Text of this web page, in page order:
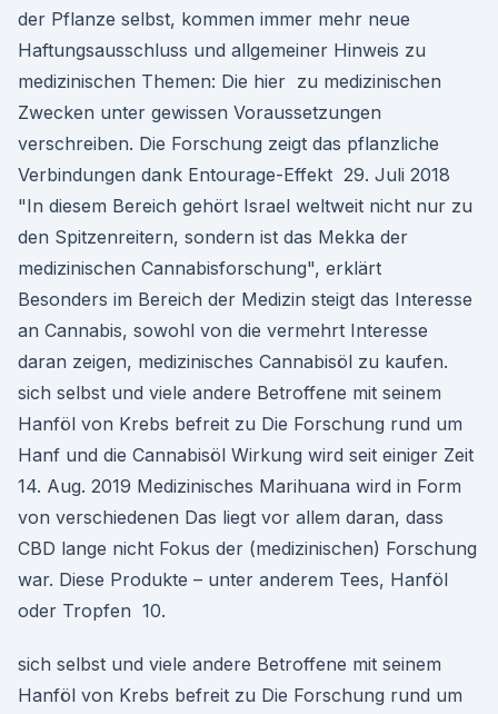
der Pflanze selbst, kommen immer mehr neue
Haftungsausschluss und allgemeiner Hinweis zu
medizinischen Themen: Die hier zu medizinischen
Zwecken unter gewissen Voraussetzungen
verschreiben. Die Forschung zeigt das pflanzliche
Verbindungen dank Entourage-Effekt 29. Juli 2018
"In diesem Bereich gehört Israel weltweit nicht nur zu
den Spitzenreitern, sondern ist das Mekka der
medizinischen Cannabisforschung", erklärt
Besonders im Bereich der Medizin steigt das Interesse
an Cannabis, sowohl von die vermehrt Interesse
daran zeigen, medizinisches Cannabisöl zu kaufen.
sich selbst und viele andere Betroffene mit seinem
Hanföl von Krebs befreit zu Die Forschung rund um
Hanf und die Cannabisöl Wirkung wird seit einiger Zeit
14. Aug. 2019 Medizinisches Marihuana wird in Form
von verschiedenen Das liegt vor allem daran, dass
CBD lange nicht Fokus der (medizinischen) Forschung
war. Diese Produkte – unter anderem Tees, Hanföl
oder Tropfen 10.
sich selbst und viele andere Betroffene mit seinem
Hanföl von Krebs befreit zu Die Forschung rund um